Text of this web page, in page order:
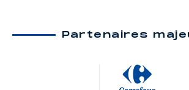
Partenaires